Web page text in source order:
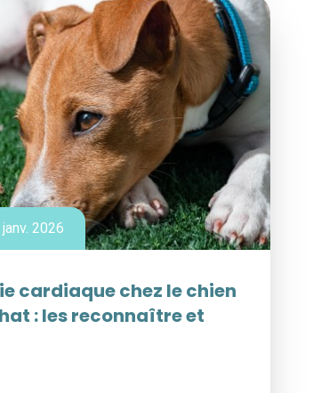
2026
cardiaque chez le chien
: les reconnaître et